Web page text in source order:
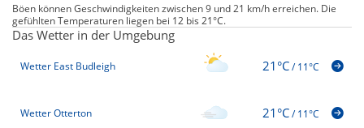
Böen können Geschwindigkeiten zwischen 9 und 21 km/h erreichen. Die
gefühlten Temperaturen liegen bei 12 bis 21°C.
Das Wetter in der Umgebung
Wetter East Budleigh 21°C/11°C
Wetter Otterton 21°C/11°C